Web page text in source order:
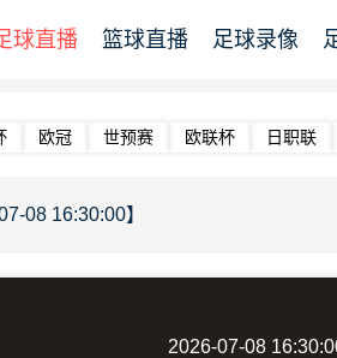
球直播 篮球直播 足球录像
欧冠 世预赛 欧联杯 日职联
08 16:30:00】
2026-07-08